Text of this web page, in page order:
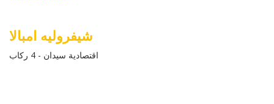
شيفروليه امبالا
اقتصادية سيدان - 4 ركاب